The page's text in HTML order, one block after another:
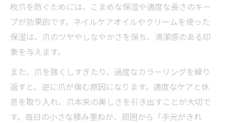
枚爪を防ぐためには、こまめな保湿や適度な長さのキー
プが効果的です。ネイルケアオイルやクリームを使った
保湿は、爪のツヤやしなやかさを保ち、清潔感のある印
象を与えます。
また、爪を強くしすぎたり、過度なカラーリングを繰り
返すと、逆に爪が傷む原因になります。適度なケアと休
息を取り入れ、爪本来の美しさを引き出すことが大切で
す。毎日の小さな積み重ねが、周囲から「手元がきれ